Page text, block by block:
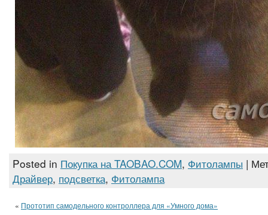
Posted in Покупка на TAOBAO.COM, Фитолампы |
Драйвер, подсветка, Фитолампа
« Прототип самодельного контроллера для «Умного дома»